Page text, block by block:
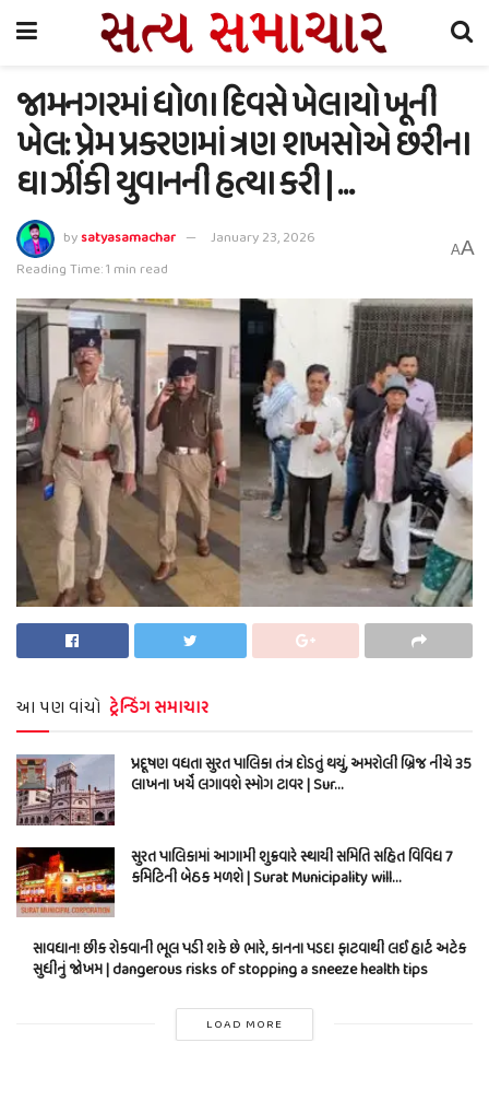
જામનગરમાં ધોળા દિવસે ખેલાયો ખૂની
ખેલ: પ્રેમ પ્રકરણમાં ત્રણ શખસોએ છરીના
ઘા ઝીંકી યુવાનની હત્યા કરી | …
bysatyasamachar
January 23, 2026
Reading Time: 1 min read
AA
આ પણ વાંચો ટ્રેન્ડિંગ સમાચાર
પ્રદૂષણ વધતા સુરત પાલિકા તંત્ર દોડતું થયું, અમરોલી બ્રિજ નીચે 35
લાખના ખર્ચે લગાવશે સ્મોગ ટાવર | Sur…
સુરત પાલિકામાં આગામી શુક્રવારે સ્થાયી સમિતિ સહિત વિવિધ 7
કમિટિની બેઠક મળશે | Surat Municipality will…
સાવધાન! છીંક રોકવાની ભૂલ પડી શકે છે ભારે, કાનના પડદા ફાટવાથી લઈ હાર્ટ અટેક
સુધીનું જોખમ | dangerous risks of stopping a sneeze health tips
LOAD MORE